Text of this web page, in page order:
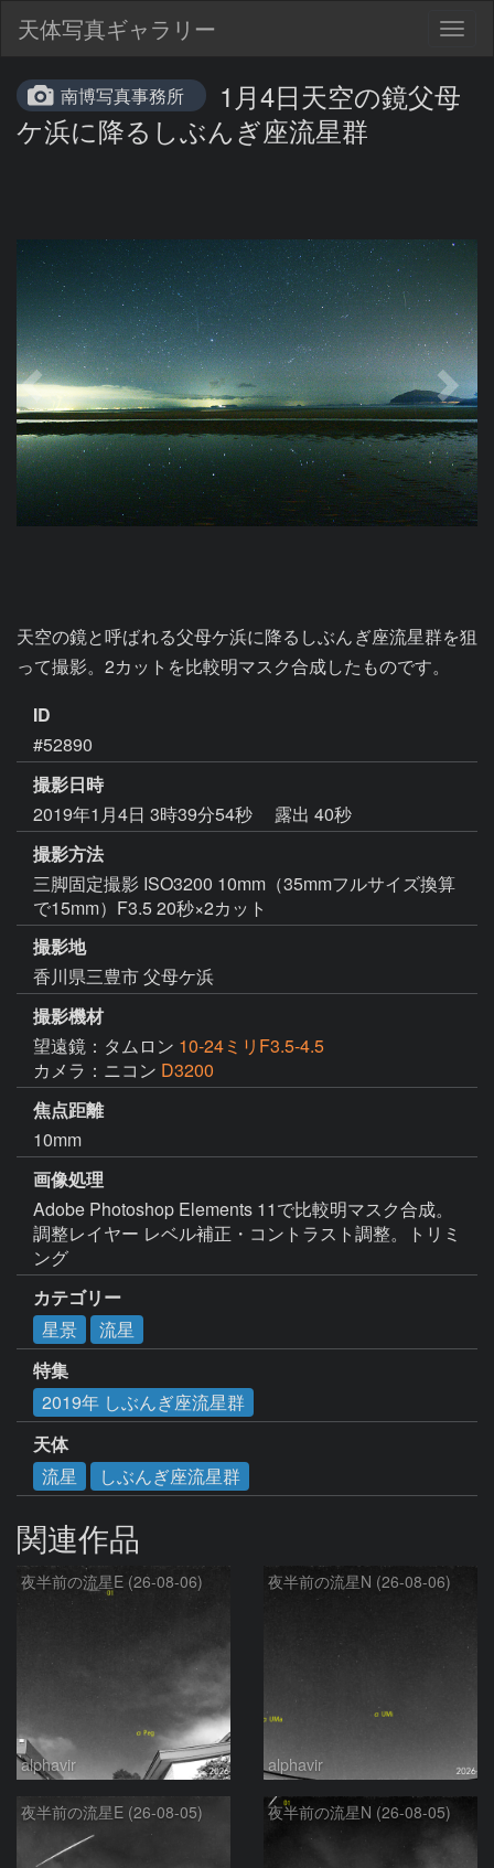
天体写真ギャラリー
南博写真事務所
1月4日天空の鏡父母
ケ浜に降るしぶんぎ座流星群
天空の鏡と呼ばれる父母ケ浜に降るしぶんぎ座流星群を狙
って撮影。2カットを比較明マスク合成したものです。
ID
#52890
撮影日時
2019年1月4日 3時39分54秒
露出 40秒
撮影方法
三脚固定撮影 ISO3200 10mm（35mmフルサイズ換算
で15mm）F3.5 20秒×2カット
撮影地
香川県三豊市 父母ケ浜
撮影機材
望遠鏡：タムロン 10-24ミリF3.5-4.5
カメラ：ニコン D3200
焦点距離
10mm
画像処理
Adobe Photoshop Elements 11で比較明マスク合成。
調整レイヤー レベル補正・コントラスト調整。トリミ
ング
カテゴリー
星景
流星
特集
2019年 しぶんぎ座流星群
天体
流星
しぶんぎ座流星群
関連作品
夜半前の流星E (26-08-06)
alphavir
夜半前の流星N (26-08-06)
alphavir
夜半前の流星E (26-08-05) 夜半前の流星N (26-08-05)